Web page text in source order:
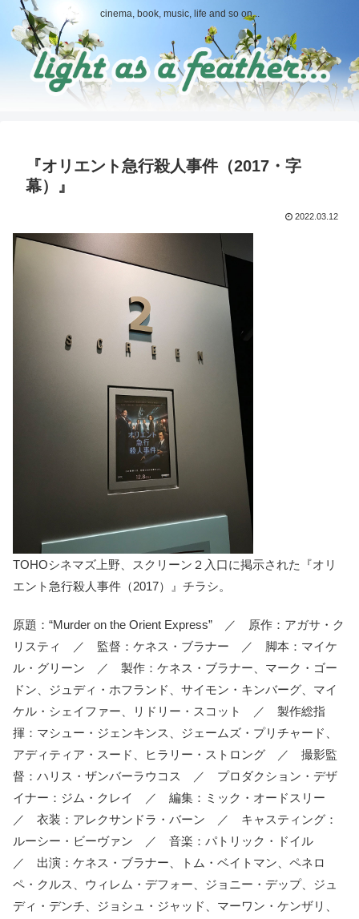
cinema, book, music, life and so on...
『オリエント急行殺人事件（2017・字
幕）』
2022.03.12
TOHOシネマズ上野、スクリーン２入口に掲示された『オリ
エント急行殺人事件（2017）』チラシ。
原題：“Murder on the Orient Express” ／ 原作：アガサ・ク
リスティ ／ 監督：ケネス・ブラナー ／ 脚本：マイケ
ル・グリーン ／ 製作：ケネス・ブラナー、マーク・ゴー
ドン、ジュディ・ホフランド、サイモン・キンバーグ、マイ
ケル・シェイファー、リドリー・スコット ／ 製作総指
揮：マシュー・ジェンキンス、ジェームズ・プリチャード、
アディティア・スード、ヒラリー・ストロング ／ 撮影監
督：ハリス・ザンバーラウコス ／ プロダクション・デザ
イナー：ジム・クレイ ／ 編集：ミック・オードスリー
／ 衣装：アレクサンドラ・バーン ／ キャスティング：
ルーシー・ビーヴァン ／ 音楽：パトリック・ドイル
／ 出演：ケネス・ブラナー、トム・ベイトマン、ペネロ
ペ・クルス、ウィレム・デフォー、ジョニー・デップ、ジュ
ディ・デンチ、ジョシュ・ジャッド、マーワン・ケンザリ、